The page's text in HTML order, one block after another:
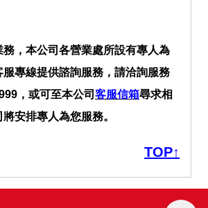
，本公司各營業處所設有專人為
專線提供諮詢服務，請洽詢服務
，或可至本公司 客服信箱尋求相
安排專人為您服務。
TOP↑